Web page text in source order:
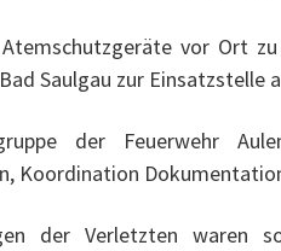
vor Ort
Saulgau zur Einsatzstelle
der Feuerwehr
Koordination
der Verletzten waren